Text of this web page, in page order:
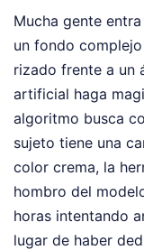
Mucha gente
un fondo
rizado frente a un
artificial haga
algoritmo busca
sujeto tiene una
color crema, la
hombro del
horas intentando
lugar de haber